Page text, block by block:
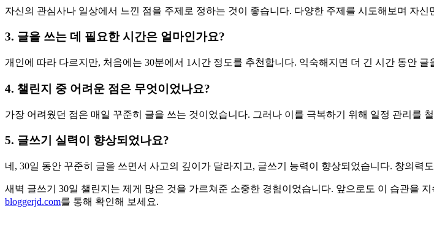
자신의 관심사나 일상에서 느낀 점을 주제로 정하는 것이 좋습니다. 다양한 주제를 시도해보며 자신
3. 글을 쓰는 데 필요한 시간은 얼마인가요?
개인에 따라 다르지만, 처음에는 30분에서 1시간 정도를 추천합니다. 익숙해지면 더 긴 시간 동안 글
4. 챌린지 중 어려운 점은 무엇이었나요?
가장 어려웠던 점은 매일 꾸준히 글을 쓰는 것이었습니다. 그러나 이를 극복하기 위해 일정 관리를
5. 글쓰기 실력이 향상되었나요?
네, 30일 동안 꾸준히 글을 쓰면서 사고의 깊이가 달라지고, 글쓰기 능력이 향상되었습니다. 창의력
새벽 글쓰기 30일 챌린지는 제게 많은 것을 가르쳐준 소중한 경험이었습니다. 앞으로도 이 습관을
bloggerjd.com를 통해 확인해 보세요.